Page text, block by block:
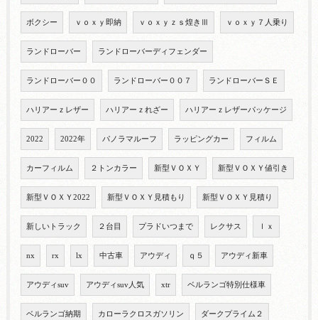
ボクシー ｖｏｘｙ即納 ｖｏｘｙｚｓ煌きⅢ ｖｏｘｙ７人乗り
ランドローバー ランドローバーディフェンダー
ランドローバー００ ランドローバー００７ ランドローバーＳＥ
ハリアーｚレザー ハリアーｚれざー ハリアーｚレザーパッケージ
2022 2022年 パノラマルーフ ラッピングカー フィルム
カーフィルム ２トンカラー 新型ＶＯＸＹ 新型ＶＯＸＹ値引き
新型ＶＯＸＹ2022 新型ＶＯＸＹ見積もり 新型ＶＯＸＹ見積り
新しいトラック ２台目 プラドいつまで レクサス ｌｘ
nx rx lx 中古車 アウディ ｑ５ アウディ新車
アウディsuv アウディsuv人気 xtr ベルランゴ特別仕様車
ベルランゴ納期 カローラクロスガソリン ダークプライム２